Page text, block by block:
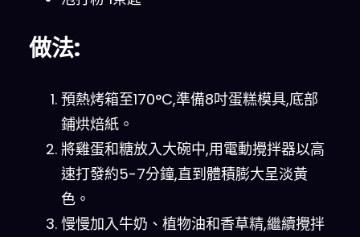
做法:
預熱烤箱至170°C,準備8吋蛋糕模具,底部
鋪烘焙紙。
將雞蛋和糖放入大碗中,用電動攪拌器以高
速打發約5-7分鐘,直到體積膨大呈淡黃
色。
慢慢加入牛奶、植物油和香草精,繼續攪拌